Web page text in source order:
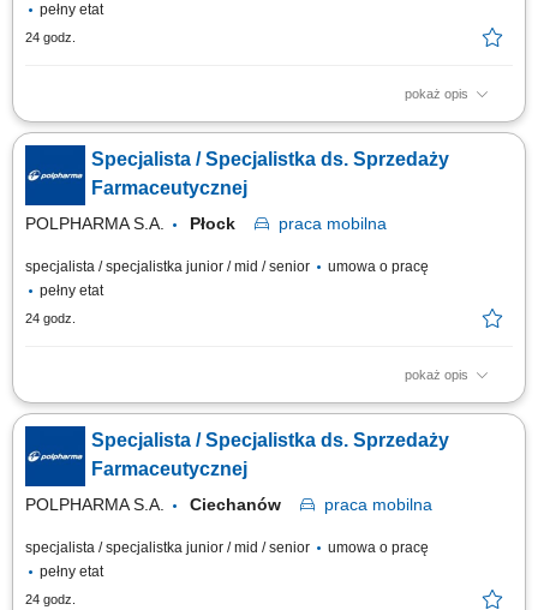
pełny etat
24 godz.
pokaż opis
Zakres obowiązków: Promowanie produktów z portfolio firmy w
środowisku medycznym. Budowanie i utrzymywanie długofalowych relacji
z lekarzami na powierzonym terenie. Reprezentowanie organizacji
podczas spotkań branżowych, konferencji i wydarzeń naukowych.
Realizacja założonych celów...
Specjalista / Specjalistka ds. Sprzedaży
Farmaceutycznej
POLPHARMA S.A. Płock praca mobilna
specjalista / specjalistka junior / mid / senior
umowa o pracę
pełny etat
24 godz.
pokaż opis
Zakres obowiązków: Promowanie produktów z portfolio firmy w
środowisku medycznym. Budowanie i utrzymywanie długofalowych relacji
z lekarzami na powierzonym terenie. Reprezentowanie organizacji
podczas spotkań branżowych, konferencji i wydarzeń naukowych.
Realizacja założonych celów...
Specjalista / Specjalistka ds. Sprzedaży
Farmaceutycznej
POLPHARMA S.A. Ciechanów praca mobilna
specjalista / specjalistka junior / mid / senior
umowa o pracę
pełny etat
24 godz.